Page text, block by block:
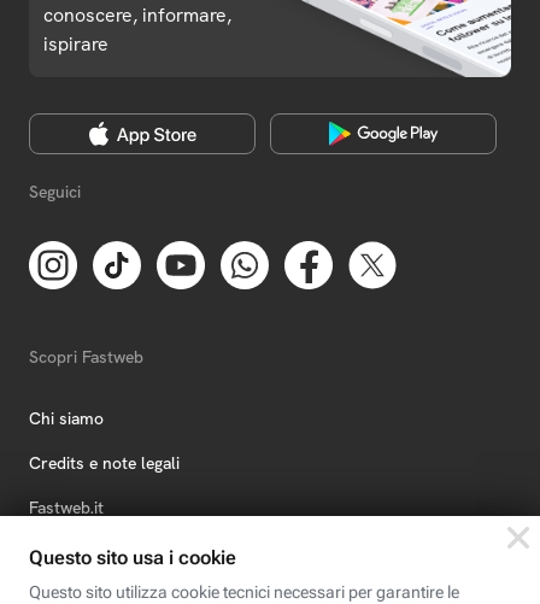
conoscere, informare,
ispirare
Seguici
Scopri Fastweb
Chi siamo
Credits e note legali
Fastweb.it
Formazione